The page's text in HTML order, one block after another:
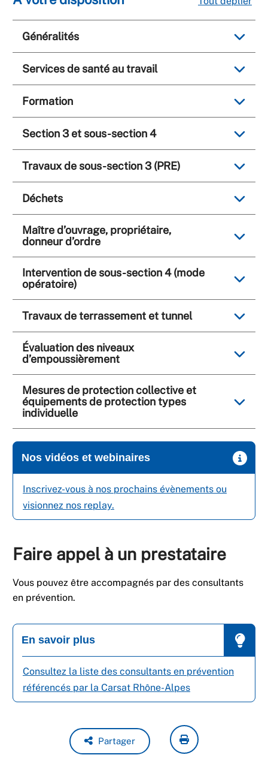
Généralités
Services de santé au travail
Formation
Section 3 et sous-section 4
Travaux de sous-section 3 (PRE)
Déchets
Maître d’ouvrage, propriétaire,
donneur d’ordre
Intervention de sous-section 4 (mode
opératoire)
Travaux de terrassement et tunnel
Évaluation des niveaux
d’empoussièrement
Mesures de protection collective et
équipements de protection types
individuelle
Nos vidéos et webinaires
Inscrivez-vous à nos prochains évènements ou
visionnez nos replay.
Faire appel à un prestataire
Vous pouvez être accompagnés par des consultants
en prévention.
En savoir plus
Consultez la liste des consultants en prévention
référencés par la Carsat Rhône-Alpes
Partager